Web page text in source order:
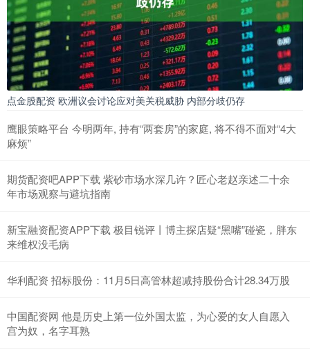
点金股配资 欧洲议会讨论应对美关税威胁 内部分歧仍存
鹰眼策略平台 今明两年, 持有“两套房”的家庭, 将不得不面对“4大
麻烦”
期货配资吧APP下载 紫砂市场水深几许？匠心老赵亲述二十余
年市场观察与避坑指南
新宝融资配资APP下载 极目锐评丨博主探店疑“黑嘴”碰瓷，胖东
来维权没毛病
华利配资 招标股份：11月5日高管林超减持股份合计28.34万股
中国配资网 他是历史上第一位外国太监，为心爱的女人自愿入
宫为奴，名字耳熟